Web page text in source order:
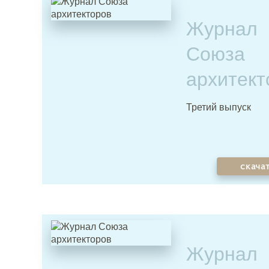
Журнал
Союза
Третий выпуск
Журнал